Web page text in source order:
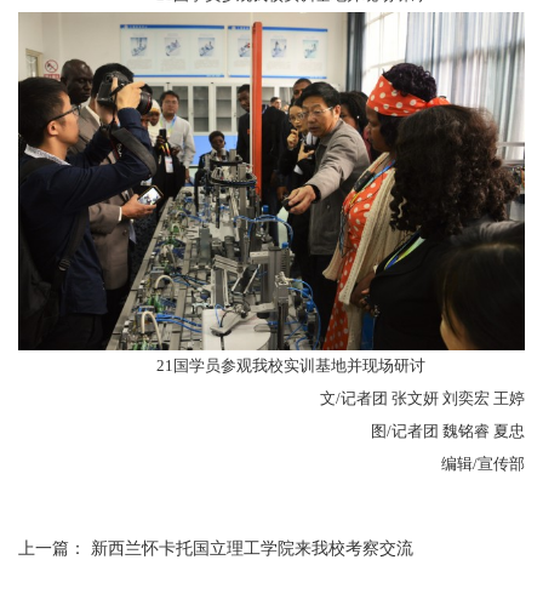
21国学员参观我校实训基地并现场研讨
文/记者团 张文妍 刘奕宏 王婷
图 /记者团 魏铭睿 夏忠
编辑/宣传部
上一篇： 新西兰怀卡托国立理工学院来我校考察交流